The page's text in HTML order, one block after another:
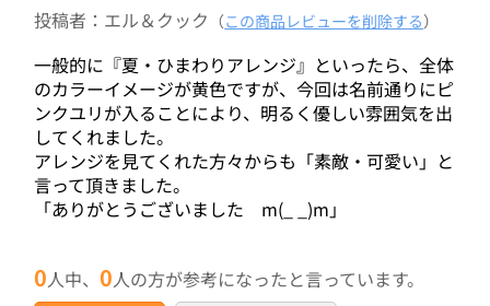
投稿者：エル＆クック （この商品レビューを削除する）
一般的に『夏・ひまわりアレンジ』といったら、全体
のカラーイメージが黄色ですが、今回は名前通りにピ
ンクユリが入ることにより、明るく優しい雰囲気を出
してくれました。
アレンジを見てくれた方々からも「素敵・可愛い」と
言って頂きました。
「ありがとうございました m(_ _)m」
0人中、0人の方が参考になったと言っています。